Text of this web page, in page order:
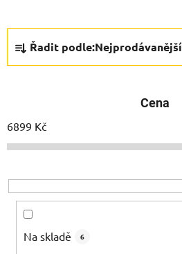
í
p
o
d
Řadit podle:Nejprodávanější
Cena
6899 Kč
Na skladě 6